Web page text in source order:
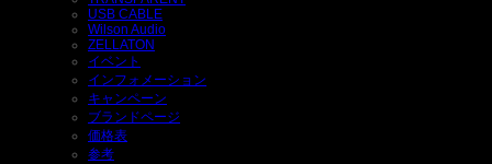
USB CABLE
Wilson Audio
ZELLATON
イベント
インフォメーション
キャンペーン
ブランドページ
価格表
参考